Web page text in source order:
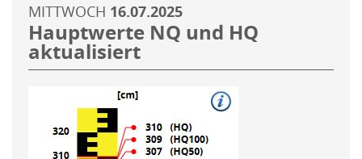
MITTWOCH 16.07.2025
Hauptwerte NQ und HQ
aktualisiert